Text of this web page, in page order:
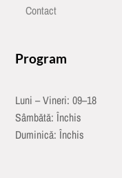
Contact
Program
Luni – Vineri: 09–18
Sâmbătă: Închis
Duminică: Închis